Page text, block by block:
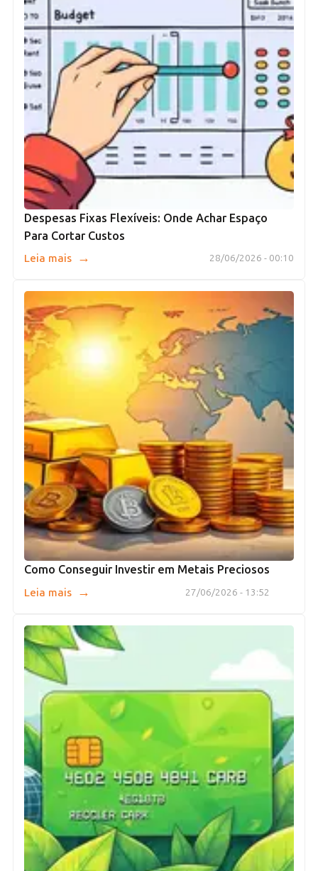
Despesas Fixas Flexíveis: Onde Achar Espaço
Para Cortar Custos
28/06/2026 - 00:10
Leia mais →
Como Conseguir Investir em Metais Preciosos
27/06/2026 - 13:52
Leia mais →